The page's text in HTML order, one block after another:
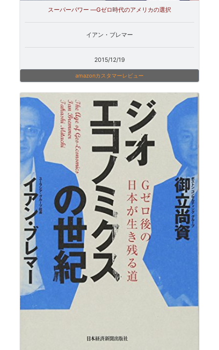
スーパーパワー ―Gゼロ時代のアメリカの選択
イアン・ブレマー
2015/12/19
amazonカスタマーレビュー